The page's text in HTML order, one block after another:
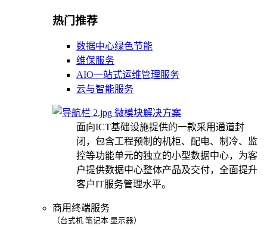
热门推荐
数据中心绿色节能
维保服务
AIO一站式运维管理服务
云与智能服务
微模块解决方案
面向ICT基础设施提供的一款采用通道封
闭，包含工程预制的机柜、配电、制冷、监
控等功能单元的独立的小型数据中心，为客
户提供数据中心整体产品及交付，全面提升
客户IT服务管理水平。
商用终端服务
（台式机 笔记本 显示器）